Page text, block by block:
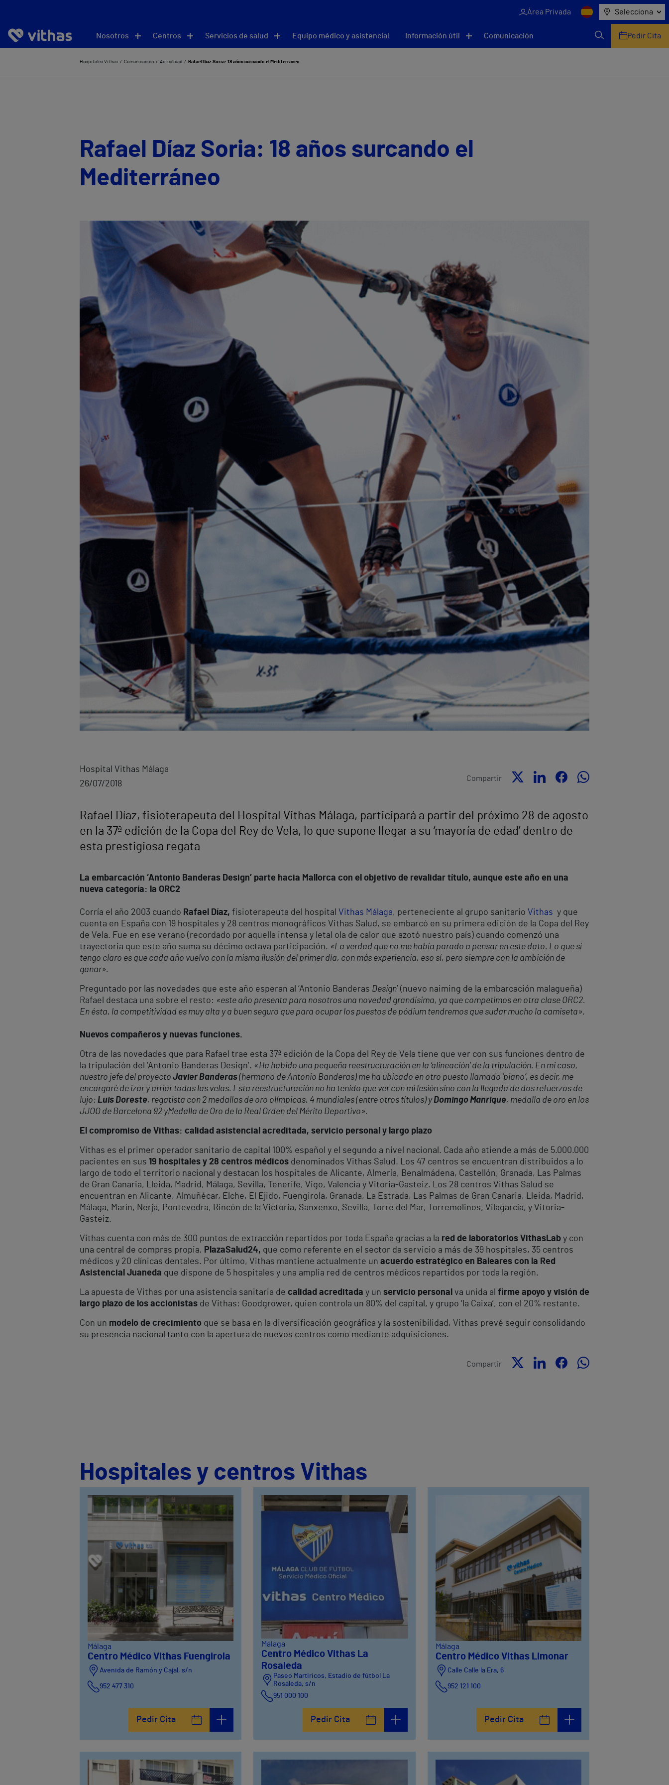
Área Privada Selecciona
Nosotros Centros Servicios de salud Equipo médico y asistencial Información útil Comunicación Pedir Cita
Hospitales Vithas Comunicación Actualidad Rafael Díaz Soria: 18 años surcando el Mediterráneo
Rafael Díaz Soria: 18 años surcando el
Mediterráneo
Hospital Vithas Málaga
26/07/2018
Compartir
Rafael Díaz, fisioterapeuta del Hospital Vithas Málaga, participará a partir del próximo 28 de agosto
en la 37ª edición de la Copa del Rey de Vela, lo que supone llegar a su ‘mayoría de edad’ dentro de
esta prestigiosa regata
La embarcación ‘Antonio Banderas Design’ parte hacia Mallorca con el objetivo de revalidar título, aunque este año en una
nueva categoría: la ORC2
Corría el año 2003 cuando Rafael Díaz, fisioterapeuta del hospital Vithas Málaga, perteneciente al grupo sanitario Vithas y que
cuenta en España con 19 hospitales y 28 centros monográficos Vithas Salud, se embarcó en su primera edición de la Copa del Rey
de Vela. Fue en ese verano (recordado por aquella intensa y letal ola de calor que azotó nuestro país) cuando comenzó una
trayectoria que este año suma su décimo octava participación. «La verdad que no me había parado a pensar en este dato. Lo que sí
tengo claro es que cada año vuelvo con la misma ilusión del primer día, con más experiencia, eso sí, pero siempre con la ambición de
ganar».
Preguntado por las novedades que este año esperan al ‘Antonio Banderas Design’ (nuevo naiming de la embarcación malagueña)
Rafael destaca una sobre el resto: «este año presenta para nosotros una novedad grandísima, ya que competimos en otra clase ORC2.
En ésta, la competitividad es muy alta y a buen seguro que para ocupar los puestos de pódium tendremos que sudar mucho la camiseta».
Nuevos compañeros y nuevas funciones.
Otra de las novedades que para Rafael trae esta 37ª edición de la Copa del Rey de Vela tiene que ver con sus funciones dentro de
la tripulación del ‘Antonio Banderas Design’. «Ha habido una pequeña reestructuración en la ‘alineación’ de la tripulación. En mi caso,
nuestro jefe del proyecto Javier Banderas(hermano de Antonio Banderas) me ha ubicado en otro puesto llamado ‘piano’, es decir, me
encargaré de izar y arriar todas las velas. Esta reestructuración no ha tenido que ver con mi lesión sino con la llegada de dos refuerzos de
lujo: Luis Doreste, regatista con 2 medallas de oro olímpicas, 4 mundiales (entre otros títulos) yDomingo Manrique, medalla de oro en los
JJOO de Barcelona 92 yMedalla de Oro de la Real Orden del Mérito Deportivo».
El compromiso de Vithas: calidad asistencial acreditada, servicio personal y largo plazo
Vithas es el primer operador sanitario de capital 100% español y el segundo a nivel nacional. Cada año atiende a más de 5.000.000
pacientes en sus 19 hospitales y 28 centros médicos denominados Vithas Salud. Los 47 centros se encuentran distribuidos a lo
largo de todo el territorio nacional y destacan los hospitales de Alicante, Almería, Benalmádena, Castellón, Granada, Las Palmas
de Gran Canaria, Lleida, Madrid, Málaga, Sevilla, Tenerife, Vigo, Valencia y Vitoria-Gasteiz. Los 28 centros Vithas Salud se
encuentran en Alicante, Almuñécar, Elche, El Ejido, Fuengirola, Granada, La Estrada, Las Palmas de Gran Canaria, Lleida, Madrid,
Málaga, Marín, Nerja, Pontevedra, Rincón de la Victoria, Sanxenxo, Sevilla, Torre del Mar, Torremolinos, Vilagarcía, y Vitoria-
Gasteiz.
Vithas cuenta con más de 300 puntos de extracción repartidos por toda España gracias a la red de laboratorios VithasLab y con
una central de compras propia, PlazaSalud24, que como referente en el sector da servicio a más de 39 hospitales, 35 centros
médicos y 20 clínicas dentales. Por último, Vithas mantiene actualmente un acuerdo estratégico en Baleares con la Red
Asistencial Juaneda que dispone de 5 hospitales y una amplia red de centros médicos repartidos por toda la región.
La apuesta de Vithas por una asistencia sanitaria de calidad acreditada y un servicio personal va unida al firme apoyo y visión de
largo plazo de los accionistas de Vithas: Goodgrower, quien controla un 80% del capital, y grupo ‘la Caixa’, con el 20% restante.
Con un modelo de crecimiento que se basa en la diversificación geográfica y la sostenibilidad, Vithas prevé seguir consolidando
su presencia nacional tanto con la apertura de nuevos centros como mediante adquisiciones.
Compartir
Hospitales y centros Vithas
Málaga
Centro Médico Vithas Fuengirola
Avenida de Ramón y Cajal, s/n
952 477 310
Pedir Cita
Málaga
Centro Médico Vithas La
Rosaleda
Paseo Martiricos, Estadio de fútbol La
Rosaleda, s/n
951 000 100
Pedir Cita
Málaga
Centro Médico Vithas Limonar
Calle Calle la Era, 6
952 121 100
Pedir Cita